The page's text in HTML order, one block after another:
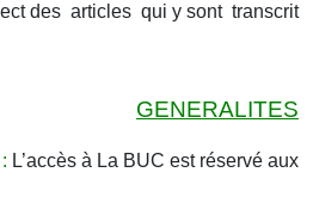
des articles qui y sont transcrit.
GENERALITES
L’accès à La BUC est réservé aux: